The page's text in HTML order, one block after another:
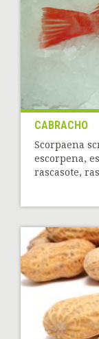
CABRACHO
Scorpaena
escorpena,
rascasote,